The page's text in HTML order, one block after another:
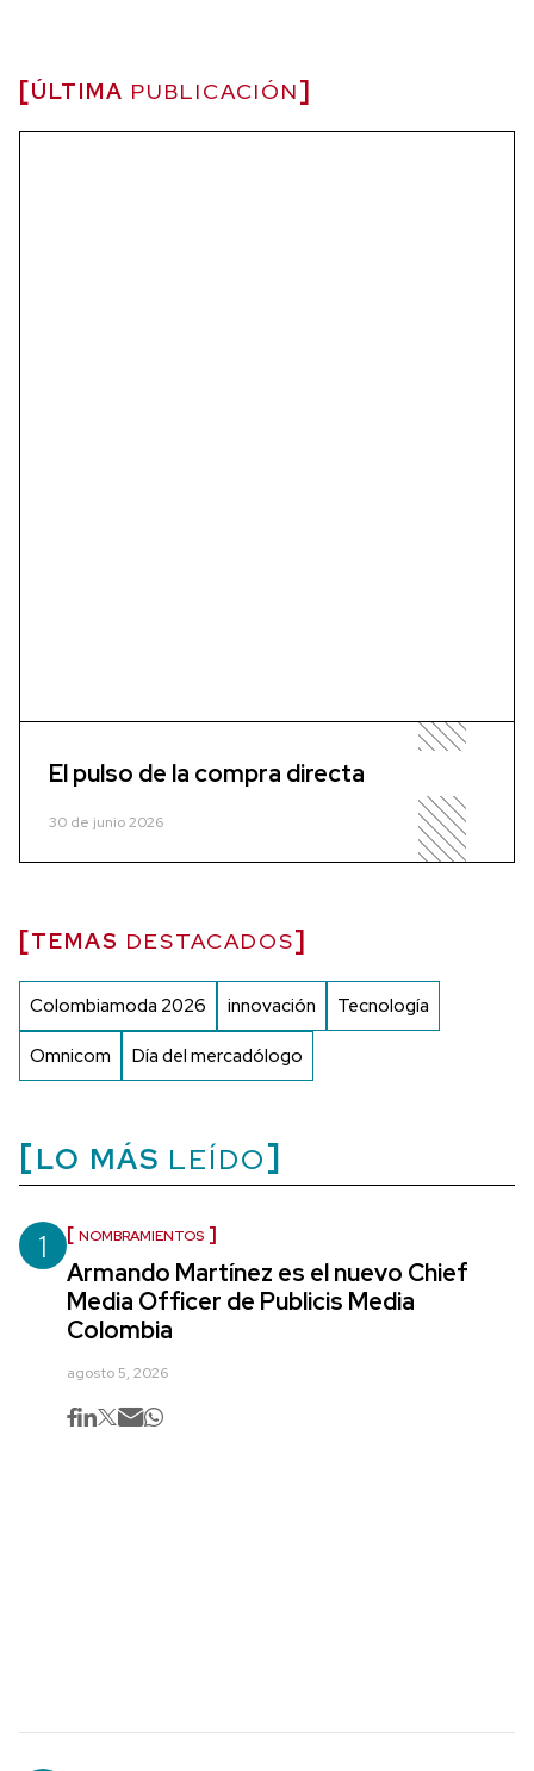
ÚLTIMA PUBLICACIÓN
El pulso de la compra directa
30 de junio 2026
TEMAS DESTACADOS
Colombiamoda 2026 innovación Tecnología
Omnicom Día del mercadólogo
LO MÁS LEÍDO
1 NOMBRAMIENTOS
Armando Martínez es el nuevo Chief
Media Officer de Publicis Media
Colombia
agosto 5, 2026